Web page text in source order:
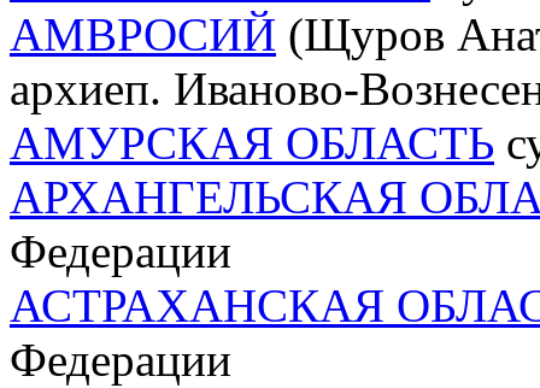
АМВРОСИЙ (Щуров
архиеп. Иваново-
АМУРСКАЯ ОБЛАСТЬ
АРХАНГЕЛЬСКАЯ
Федерации
АСТРАХАНСКАЯ
Федерации